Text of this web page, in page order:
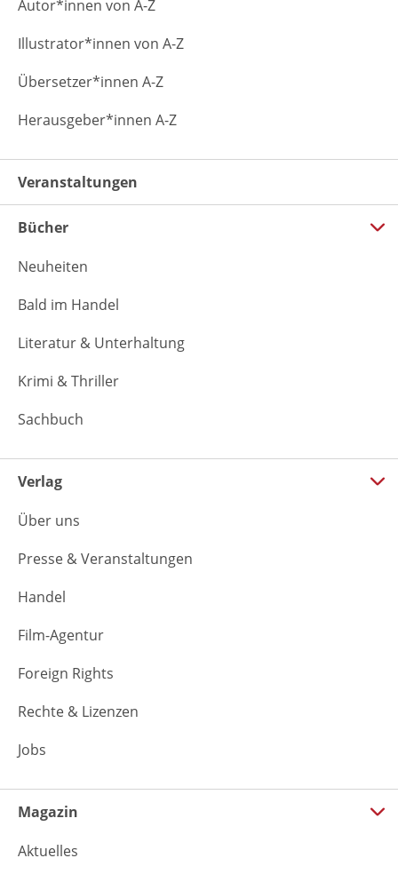
Autor*innen von A-Z
Illustrator*innen von A-Z
Übersetzer*innen A-Z
Herausgeber*innen A-Z
Veranstaltungen
Bücher
Neuheiten
Bald im Handel
Literatur & Unterhaltung
Krimi & Thriller
Sachbuch
Verlag
Über uns
Presse & Veranstaltungen
Handel
Film-Agentur
Foreign Rights
Rechte & Lizenzen
Jobs
Magazin
Aktuelles